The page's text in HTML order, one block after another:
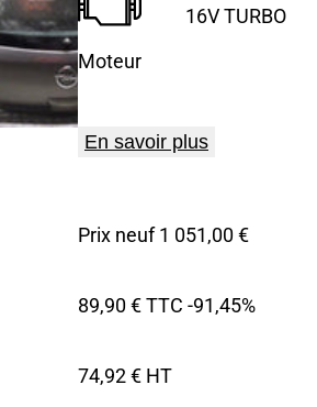
Moteur
16V TURBO
En savoir plus
Prix neuf 1 051,00 €
89,90 € TTC -91,45%
74,92 € HT